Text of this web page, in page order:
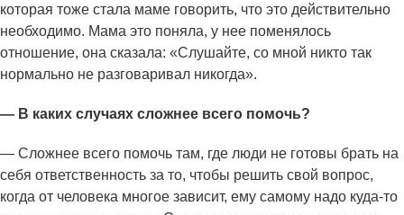
которая тоже стала маме говорить, что это действительно
необходимо. Мама это поняла, у нее поменялось
отношение, она сказала: «Слушайте, со мной никто так
нормально не разговаривал никогда».
— В каких случаях сложнее всего помочь?
— Сложнее всего помочь там, где люди не готовы брать на
себя ответственность за то, чтобы решить свой вопрос,
когда от человека многое зависит, ему самому надо куда-то